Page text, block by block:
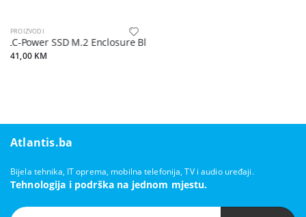
PROIZVODI
LC-Power SSD M.2 Enclosure Black, USB-C (USB 3.2 Gen2x1)
41,00 KM
Atlantis.ba
Bijela tehnika, IT oprema, mobilna telefonija, TV i audio uređaji.
Tehnologija i podrška na jednom mjestu.